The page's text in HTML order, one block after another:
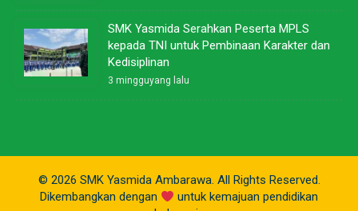
SMK Yasmida Serahkan Peserta MPLS
kepada TNI untuk Pembinaan Karakter dan
Kedisiplinan
3 mingguyang lalu
© 2026 SMK Yasmida Ambarawa. All Rights Reserved.
Dikembangkan dengan
untuk kemajuan pendidikan